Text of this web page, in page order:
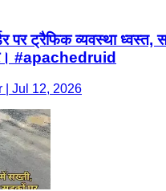
पर ट्रैफिक व्यवस्था ध्वस्त,
#apachedruid
| Jul 12, 2026